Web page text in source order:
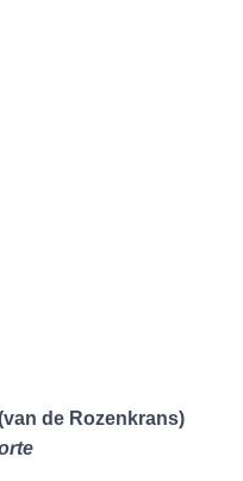
de Rozenkrans)